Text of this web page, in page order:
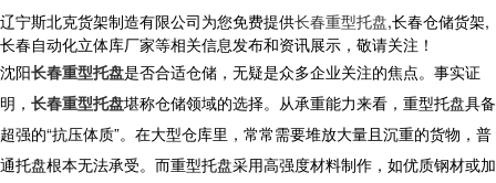
辽宁斯北克货架制造有限公司为您免费提供长春重型托盘,长春仓储货架,
长春自动化立体库厂家等相关信息发布和资讯展示，敬请关注！
沈阳长春重型托盘是否合适仓储 ，无疑是众多企业关注的焦点。事实证
明， 长春重型托盘堪称仓储领域的选择。从承重能力来看， 重型托盘具备
超强的“抗压体质”。在大型仓库里，常常需要堆放大量且沉重的货物，普
通托盘根本无法承受。而重型托盘采用高强度材料制作，如优质钢材或加